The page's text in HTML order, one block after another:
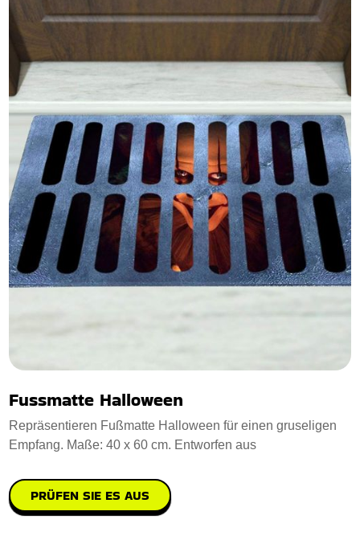
Fussmatte Halloween
Repräsentieren Fußmatte Halloween für einen gruseligen
Empfang. Maße: 40 x 60 cm. Entworfen aus
PRÜFEN SIE ES AUS